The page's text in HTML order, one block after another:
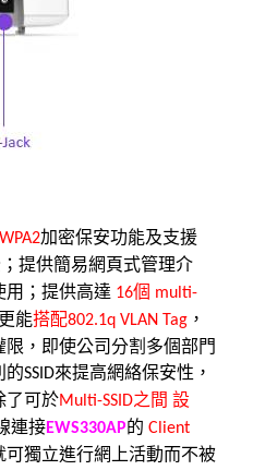
加密保安功能及支援
提供簡易網頁式管理介
用；提供高達 16個 multi-
能搭配802.1q VLAN Tag ，
，即使公司分割多個部門
的SSID來提高網絡保安性，
了可於Multi-SSID之間 設
連接EWS330AP的 Client
可獨立進行網上活動而不被